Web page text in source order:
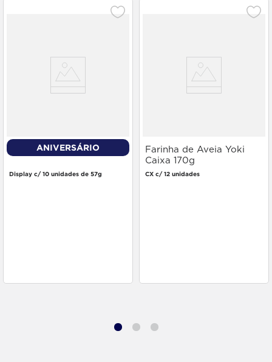
ANIVERSÁRIO
Caldo Knorr Galinha 57g
Display c/ 10 unidades de 57g
Farinha de Aveia Yoki
Caixa 170g
CX c/ 12 unidades